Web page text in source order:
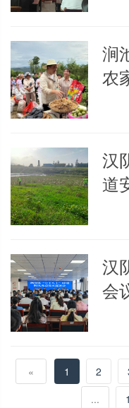
涧
农
汉
道
汉
会
« 1 2
...